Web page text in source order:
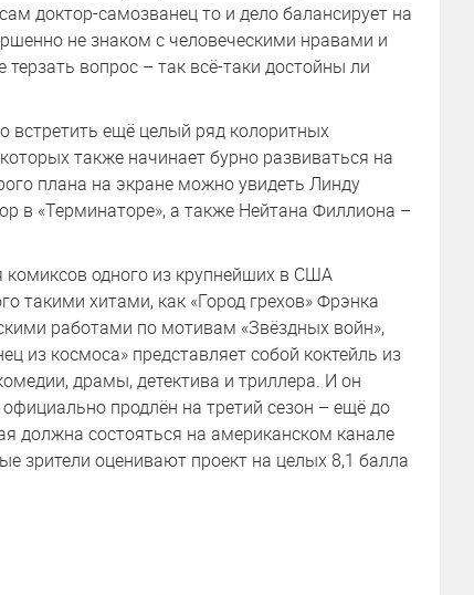
доктор-самозванец то и дело балансирует на
не знаком с человеческими нравами и
вопрос – так всё-таки достойны ли
встретить ещё целый ряд колоритных
также начинает бурно развиваться на
плана на экране можно увидеть Линду
«Терминаторе», а также Нейтана Филлиона –
комиксов одного из крупнейших в США
такими хитами, как «Город грехов» Фрэнка
работами по мотивам «Звёздных войн»,
из космоса» представляет собой коктейль из
драмы, детектива и триллера. И он
продлён на третий сезон – ещё до
должна состояться на американском канале
зрители оценивают проект на целых 8,1 балла